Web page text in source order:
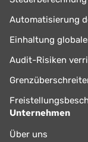
Automatisierung
Einhaltung
Audit-Risiken
Unternehmen
Über uns